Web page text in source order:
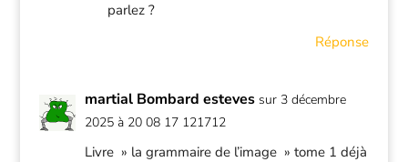
parlez ?
Réponse
martial Bombard esteves sur 3 décembre
2025 à 20 08 17 121712
Livre » la grammaire de l’image » tome 1 déjà